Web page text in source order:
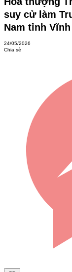
suy cử làm
Nam tỉnh
24/05/2026
Chia sẻ